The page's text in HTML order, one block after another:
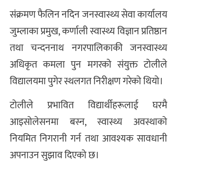
संक्रमण फैलिन नदिन जनस्वास्थ्य सेवा कार्यालय
जुम्लाका प्रमुख, कर्णाली स्वास्थ्य विज्ञान प्रतिष्ठान
तथा चन्दननाथ नगरपालिकाकी जनस्वास्थ्य
अधिकृत कमला पुन मगरको संयुक्त टोलीले
विद्यालयमा पुगेर स्थलगत निरीक्षण गरेको थियो।
टोलीले प्रभावित विद्यार्थीहरूलाई घरमै
आइसोलेसनमा बस्न, स्वास्थ्य अवस्थाको
नियमित निगरानी गर्न तथा आवश्यक सावधानी
अपनाउन सुझाव दिएको छ।